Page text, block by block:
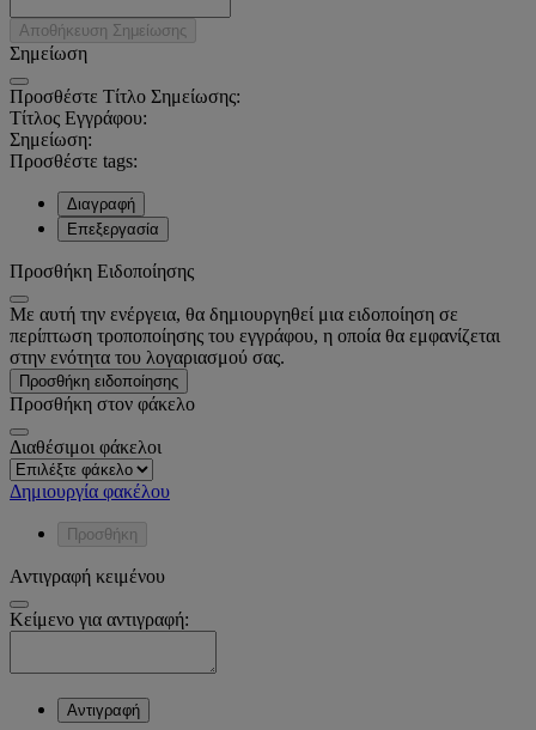
Αποθήκευση Σημείωσης
Σημείωση
Προσθέστε Τίτλο Σημείωσης:
Τίτλος Εγγράφου:
Σημείωση:
Προσθέστε tags:
Διαγραφή
Επεξεργασία
Προσθήκη Ειδοποίησης
Με αυτή την ενέργεια, θα δημιουργηθεί μια ειδοποίηση σε
περίπτωση τροποποίησης του εγγράφου, η οποία θα εμφανίζεται
στην ενότητα του λογαριασμού σας.
Προσθήκη ειδοποίησης
Προσθήκη στον φάκελο
Διαθέσιμοι φάκελοι
Δημιουργία φακέλου
Προσθήκη
Αντιγραφή κειμένου
Κείμενο για αντιγραφή:
Αντιγραφή